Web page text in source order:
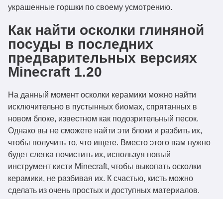
украшенные горшки по своему усмотрению.
Как найти осколки глиняной
посуды в последних
предварительных версиях
Minecraft 1.20
На данный момент осколки керамики можно найти
исключительно в пустынных биомах, спрятанных в
новом блоке, известном как подозрительный песок.
Однако вы не сможете найти эти блоки и разбить их,
чтобы получить то, что ищете. Вместо этого вам нужно
будет слегка почистить их, используя новый
инструмент кисти Minecraft, чтобы выкопать осколки
керамики, не разбивая их. К счастью, кисть можно
сделать из очень простых и доступных материалов.